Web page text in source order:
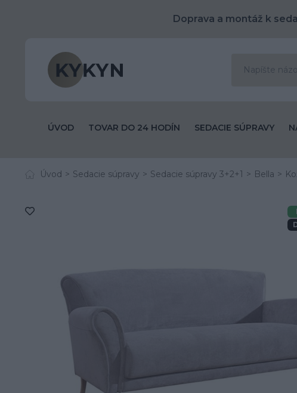
Doprava a montáž k
ÚVOD TOVAR DO 24 HODÍN SEDACIE SÚPRAVY
Úvod Sedacie súpravy Sedacie súpravy 3+2+1 Bella